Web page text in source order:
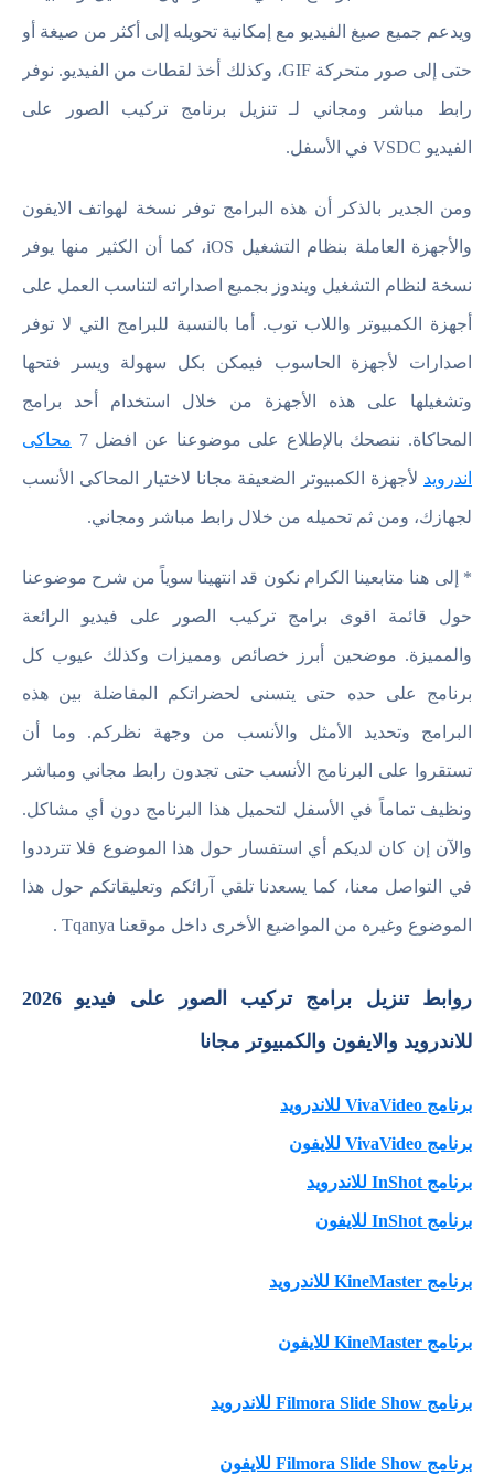
ويدعم جميع صيغ الفيديو مع إمكانية تحويله إلى أكثر من صيغة أو
حتى إلى صور متحركة GIF، وكذلك أخذ لقطات من الفيديو. نوفر
رابط مباشر ومجاني لـ تنزيل برنامج تركيب الصور على
الفيديو VSDC في الأسفل.
ومن الجدير بالذكر أن هذه البرامج توفر نسخة لهواتف الايفون
والأجهزة العاملة بنظام التشغيل iOS، كما أن الكثير منها يوفر
نسخة لنظام التشغيل ويندوز بجميع اصداراته لتناسب العمل على
أجهزة الكمبيوتر واللاب توب. أما بالنسبة للبرامج التي لا توفر
اصدارات لأجهزة الحاسوب فيمكن بكل سهولة ويسر فتحها
وتشغيلها على هذه الأجهزة من خلال استخدام أحد برامج
المحاكاة. ننصحك بالإطلاع على موضوعنا عن افضل 7 محاكى
اندرويد لأجهزة الكمبيوتر الضعيفة مجانا لاختيار المحاكى الأنسب
لجهازك، ومن ثم تحميله من خلال رابط مباشر ومجاني.
* إلى هنا متابعينا الكرام نكون قد انتهينا سوياً من شرح موضوعنا
حول قائمة اقوى برامج تركيب الصور على فيديو الرائعة
والمميزة. موضحين أبرز خصائص ومميزات وكذلك عيوب كل
برنامج على حده حتى يتسنى لحضراتكم المفاضلة بين هذه
البرامج وتحديد الأمثل والأنسب من وجهة نظركم. وما أن
تستقروا على البرنامج الأنسب حتى تجدون رابط مجاني ومباشر
ونظيف تماماً في الأسفل لتحميل هذا البرنامج دون أي مشاكل.
والآن إن كان لديكم أي استفسار حول هذا الموضوع فلا تترددوا
في التواصل معنا، كما يسعدنا تلقي آرائكم وتعليقاتكم حول هذا
الموضوع وغيره من المواضيع الأخرى داخل موقعنا Tqanya .
روابط تنزيل برامج تركيب الصور على فيديو 2026
للاندرويد والايفون والكمبيوتر مجانا
برنامج VivaVideo للاندرويد
برنامج VivaVideo للايفون
برنامج InShot للاندرويد
برنامج InShot للايفون
برنامج KineMaster للاندرويد
برنامج KineMaster للايفون
برنامج Filmora Slide Show للاندرويد
برنامج Filmora Slide Show للايفون